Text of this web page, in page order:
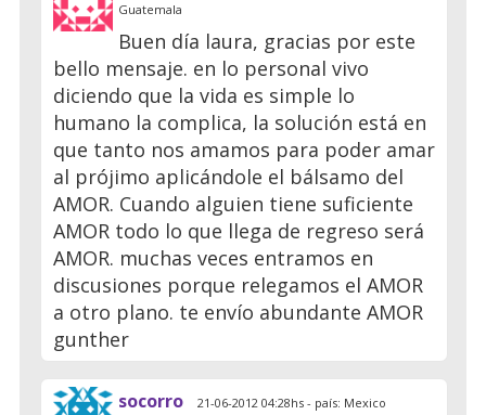
Guatemala
Buen día laura, gracias por este
bello mensaje. en lo personal vivo
diciendo que la vida es simple lo
humano la complica, la solución está en
que tanto nos amamos para poder amar
al prójimo aplicándole el bálsamo del
AMOR. Cuando alguien tiene suficiente
AMOR todo lo que llega de regreso será
AMOR. muchas veces entramos en
discusiones porque relegamos el AMOR
a otro plano. te envío abundante AMOR
gunther
socorro 21-06-2012 04:28hs - país: Mexico